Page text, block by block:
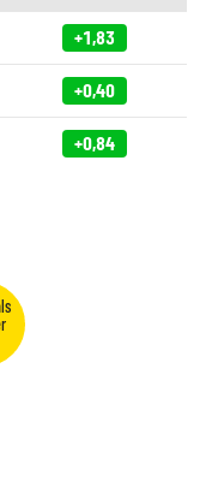
+1,83
+0,40
+0,84